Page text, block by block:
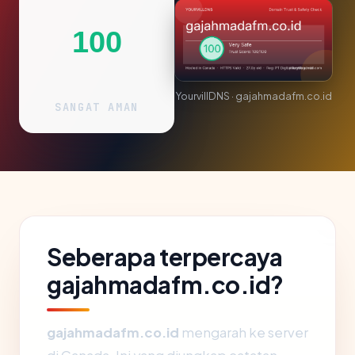
100
SANGAT AMAN
YourvillDNS · gajahmadafm.co.id
Seberapa terpercaya
gajahmadafm.co.id?
gajahmadafm.co.id mengarah ke server